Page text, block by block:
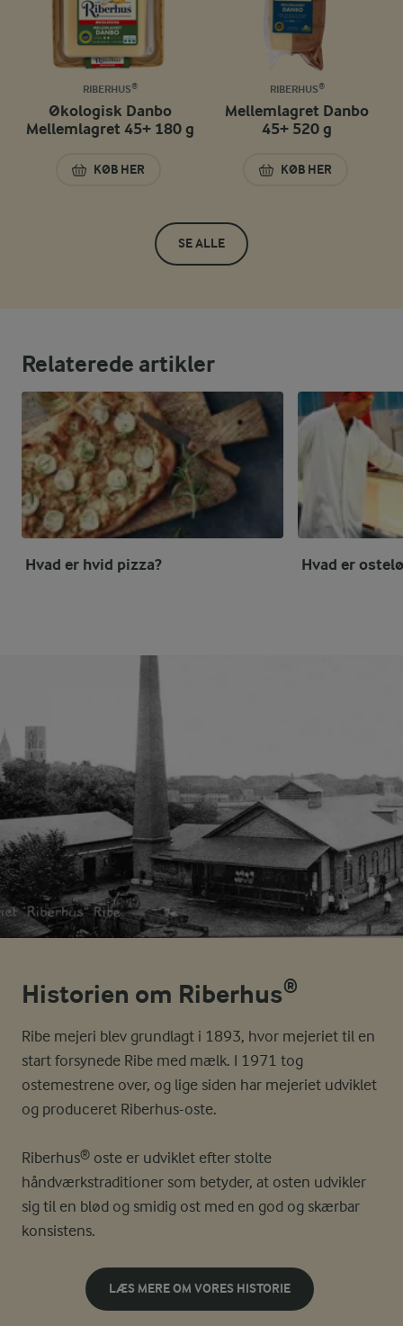
RIBERHUS®
Økologisk Danbo
Mellemlagret 45+ 180 g
KØB HER
ØKOLOGISK DANBO MELLEMLAGRET 45+ 180 G
RIBERHUS®
Mellemlagret Danbo
45+ 520 g
KØB HER
MELLEMLAGRET
SE ALLE
Relaterede artikler
Hvad er hvid pizza? Hvad er
Historien om Riberhus®
Ribe mejeri blev grundlagt i 1893, hvor mejeriet til en
start forsynede Ribe med mælk. I 1971 tog
ostemestrene over, og lige siden har mejeriet udviklet
og produceret Riberhus-oste.
Riberhus® oste er udviklet efter stolte
håndværkstraditioner som betyder, at osten udvikler
sig til en blød og smidig ost med en god og skærbar
konsistens.
LÆS MERE OM VORES HISTORIE